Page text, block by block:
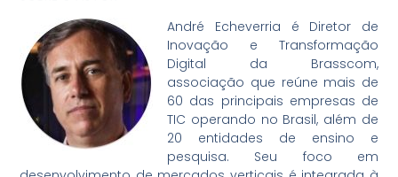
André Echeverria é Diretor de
Inovação e Transformação
Digital da Brasscom,
associação que reúne mais de
60 das principais empresas de
TIC operando no Brasil, além de
20 entidades de ensino e
pesquisa. Seu foco em